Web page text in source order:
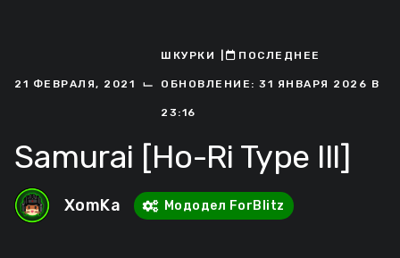
21 ФЕВРАЛЯ, 2021 ⌙
ШКУРКИ ㅤПОСЛЕДНЕЕ
ОБНОВЛЕНИЕ: 31 ЯНВАРЯ 2026 В
23:16
Samurai [Ho-Ri Type lll]
XomKa Мододел ForBlitz